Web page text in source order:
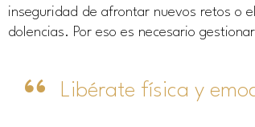
inseguridad de afrontar nuevos retos o
dolencias. Por eso es necesario
Libérate física y